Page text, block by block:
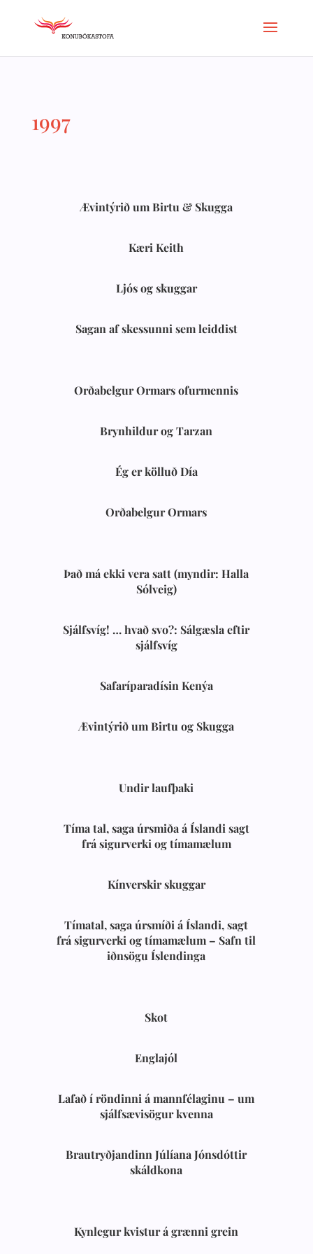
1997
Ævintýrið um Birtu & Skugga
Kæri Keith
Ljós og skuggar
Sagan af skessunni sem leiddist
Orðabelgur Ormars ofurmennis
Brynhildur og Tarzan
Ég er kölluð Día
Orðabelgur Ormars
Það má ekki vera satt (myndir: Halla
Sólveig)
Sjálfsvíg! … hvað svo?: Sálgæsla eftir
sjálfsvíg
Safaríparadísin Kenýa
Ævintýrið um Birtu og Skugga
Undir laufþaki
Tíma tal, saga úrsmiða á Íslandi sagt
frá sigurverki og tímamælum
Kínverskir skuggar
Tímatal, saga úrsmíði á Íslandi, sagt
frá sigurverki og tímamælum – Safn til
iðnsögu Íslendinga
Skot
Englajól
Lafað í röndinni á mannfélaginu – um
sjálfsævisögur kvenna
Brautryðjandinn Júlíana Jónsdóttir
skáldkona
Kynlegur kvistur á grænni grein